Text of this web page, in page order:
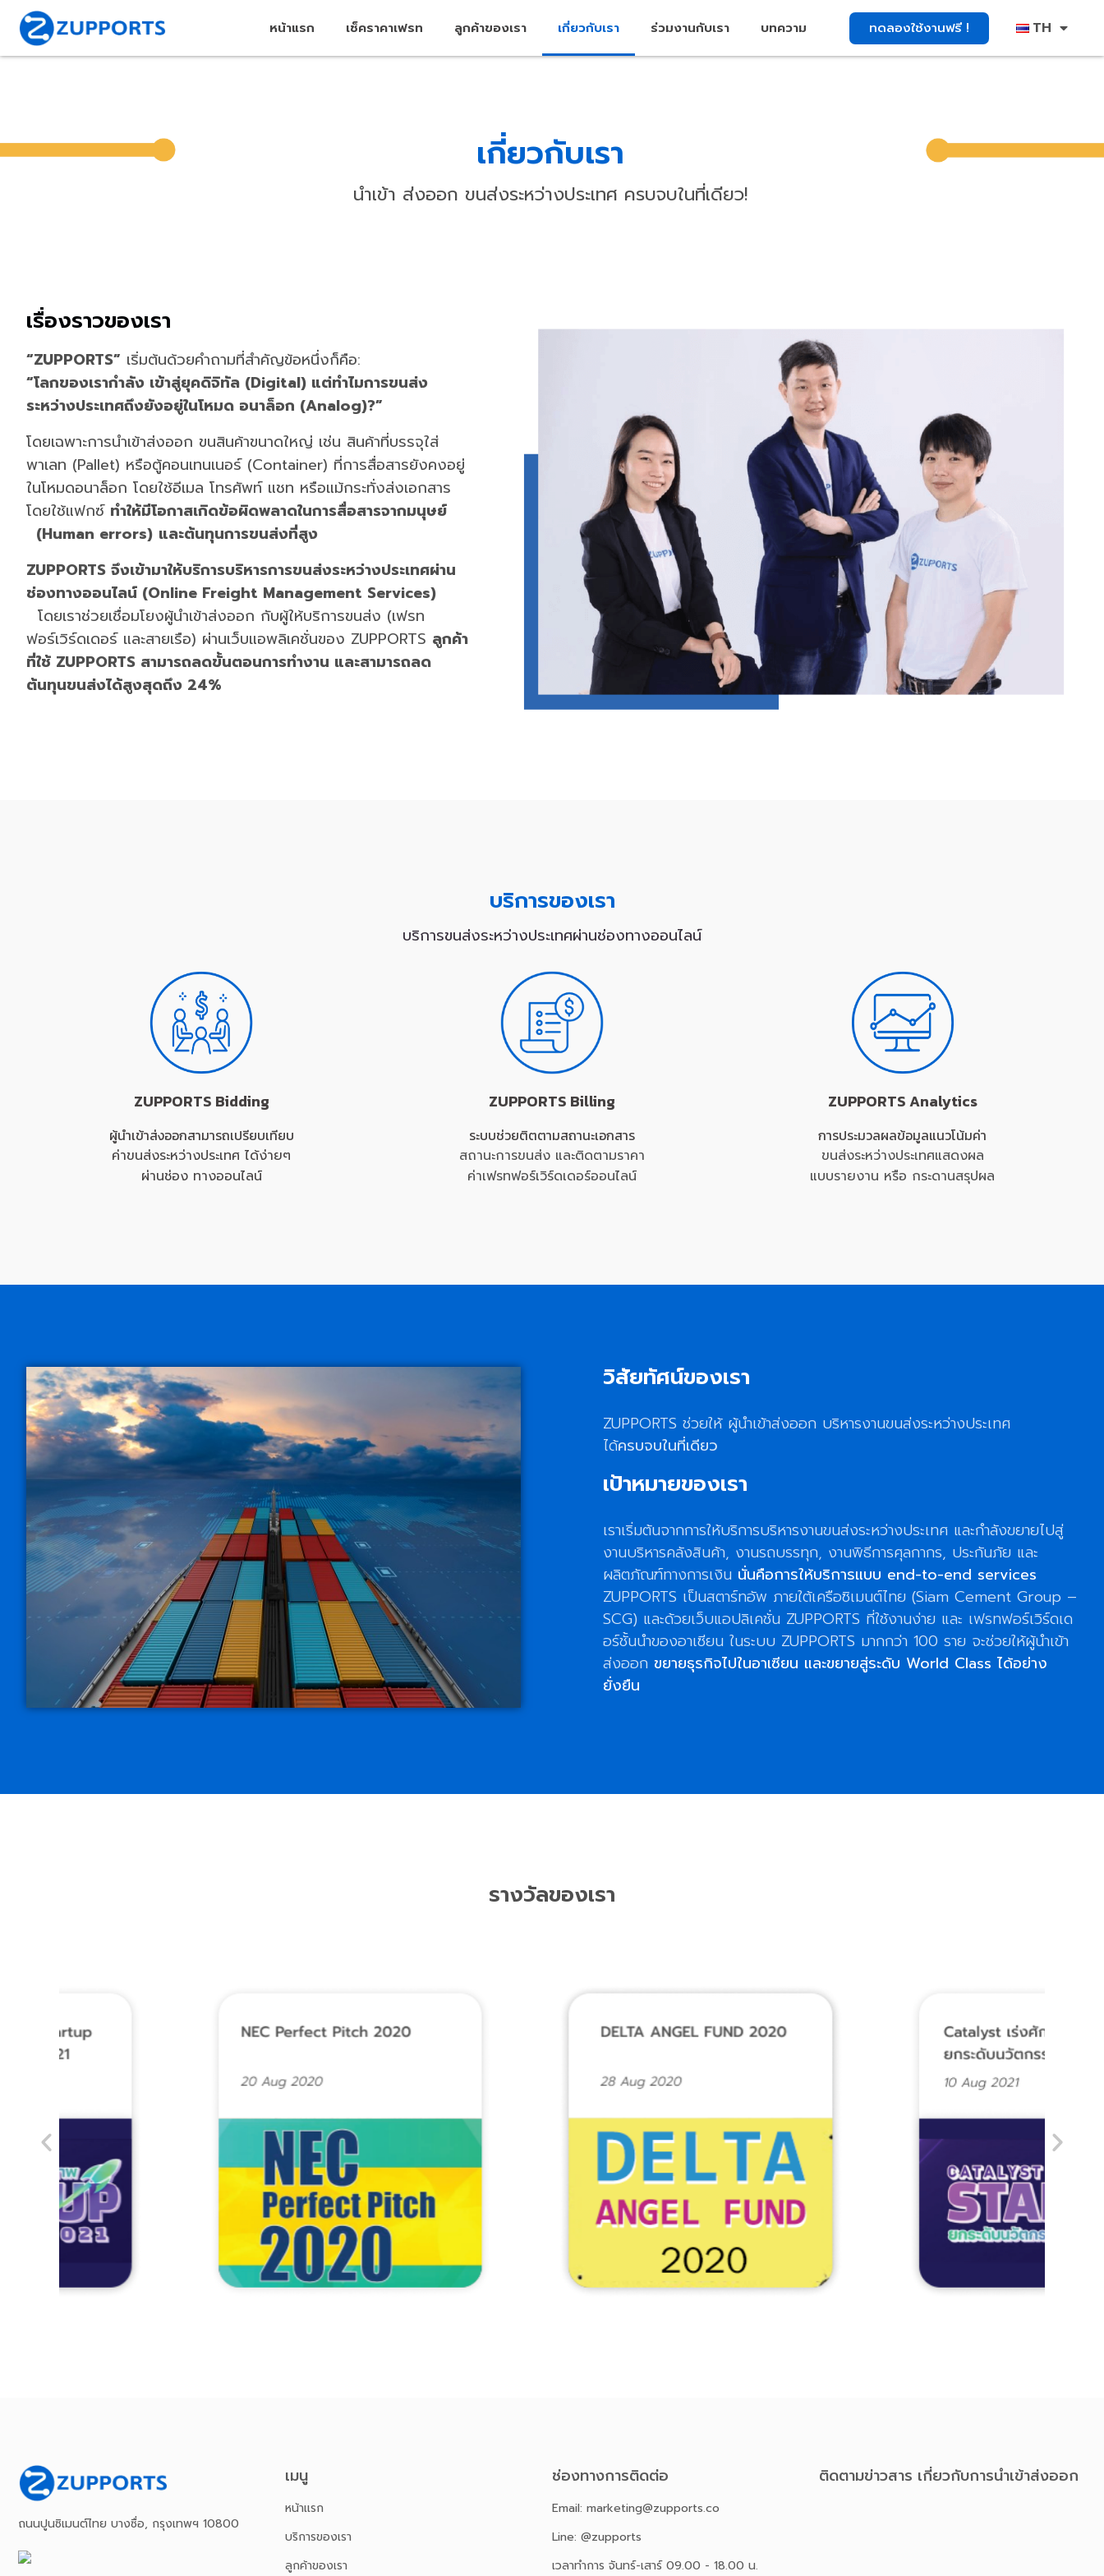
หน้าแรก เช็คราคาเฟรท ลูกค้าของเรา เกี่ยวกับเรา ร่วมงานกับเรา บทความ ทดลองใช้งานฟรี ! TH
เกี่ยวกับเรา
นำเข้า ส่งออก ขนส่งระหว่างประเทศ ครบจบในที่เดียว!
เรื่องราวของเรา
“ZUPPORTS” เริ่มต้นด้วยคำถามที่สำคัญข้อหนึ่งก็คือ:
“โลกของเรากำลัง เข้าสู่ยุคดิจิทัล (Digital) แต่ทำไมการขนส่ง
ระหว่างประเทศถึงยังอยู่ในโหมด อนาล็อก (Analog)?”
โดยเฉพาะการนำเข้าส่งออก ขนสินค้าขนาดใหญ่ เช่น สินค้าที่บรรจุใส่
พาเลท (Pallet) หรือตู้คอนเทนเนอร์ (Container) ที่การสื่อสารยังคงอยู่
ในโหมดอนาล็อก โดยใช้อีเมล โทรศัพท์ แชท หรือแม้กระทั่งส่งเอกสาร
โดยใช้แฟกซ์ ทำให้มีโอกาสเกิดข้อผิดพลาดในการสื่อสารจากมนุษย์
(Human errors) และต้นทุนการขนส่งที่สูง
ZUPPORTS จึงเข้ามาให้บริการบริหารการขนส่งระหว่างประเทศผ่าน
ช่องทางออนไลน์ (Online Freight Management Services)
โดยเราช่วยเชื่อมโยงผู้นำเข้าส่งออก กับผู้ให้บริการขนส่ง (เฟรท
ฟอร์เวิร์ดเดอร์ และสายเรือ) ผ่านเว็บแอพลิเคชั่นของ ZUPPORTS ลูกค้า
ที่ใช้ ZUPPORTS สามารถลดขั้นตอนการทำงาน และสามารถลด
ต้นทุนขนส่งได้สูงสุดถึง 24%
บริการของเรา
บริการขนส่งระหว่างประเทศผ่านช่องทางออนไลน์
ZUPPORTS Bidding
ผู้นำเข้าส่งออกสามารถเปรียบเทียบ
ค่าขนส่งระหว่างประเทศ ได้ง่ายๆ
ผ่านช่อง ทางออนไลน์
ZUPPORTS Billing
ระบบช่วยติตตามสถานะเอกสาร
สถานะการขนส่ง และติดตามราคา
ค่าเฟรทฟอร์เวิร์ดเดอร์ออนไลน์
ZUPPORTS Analytics
การประมวลผลข้อมูลแนวโน้มค่า
ขนส่งระหว่างประเทศแสดงผล
แบบรายงาน หรือ กระดานสรุปผล
วิสัยทัศน์ของเรา
ZUPPORTS ช่วยให้ ผู้นำเข้าส่งออก บริหารงานขนส่งระหว่างประเทศ
ได้ครบจบในที่เดียว
เป้าหมายของเรา
เราเริ่มต้นจากการให้บริการบริหารงานขนส่งระหว่างประเทศ และกำลังขยายไปสู่
งานบริหารคลังสินค้า, งานรถบรรทุก, งานพิธีการศุลกากร, ประกันภัย และ
ผลิตภัณฑ์ทางการเงิน นั่นคือการให้บริการแบบ end-to-end services
ZUPPORTS เป็นสตาร์ทอัพ ภายใต้เครือซิเมนต์ไทย (Siam Cement Group –
SCG) และด้วยเว็บแอปลิเคชั่น ZUPPORTS ที่ใช้งานง่าย และ เฟรทฟอร์เวิร์ดเด
อร์ชั้นนำของอาเซียน ในระบบ ZUPPORTS มากกว่า 100 ราย จะช่วยให้ผู้นำเข้า
ส่งออกขยายธุรกิจไปในอาเซียน และขยายสู่ระดับ World Class ได้อย่าง
ยั่งยืน
รางวัลของเรา
ถนนปูนซิเมนต์ไทย บางซื่อ, กรุงเทพฯ 10800
เมนู
หน้าเเรก
บริการของเรา
ลูกค้าของเรา
ช่องทางการติดต่อ
Email: marketing@zupports.co
Line: @zupports
เวลาทำการ จันทร์-เสาร์ 09.00 - 18.00 น.
ติดตามข่าวสาร เกี่ยวกับการนําเข้าส่งออก